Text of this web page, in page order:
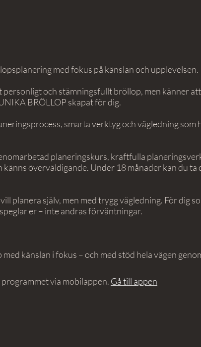
med fokus på känslan och upplevelsen.
personligt och stämningsfullt bröllop, men känner
BRÖLLOP skapat för dig.
smarta verktyg och vägledning
planeringskurs, kraftfulla
överväldigande. Under 18 månader kan du
planera själv, men med trygg vägledning. För dig
er – inte andras förväntningar.
känslan i fokus – och med stöd hela vägen
programmet via mobilappen. Gå till appen